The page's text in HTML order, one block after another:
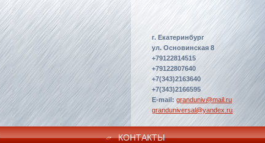
г. Екатеринбург
ул. Основинская 8
+79122814515
+79122807640
+7(343)2163640
+7(343)2166595
E-mail: granduniv@mail.ru
granduniversal@yandex.ru
КОНТАКТЫ